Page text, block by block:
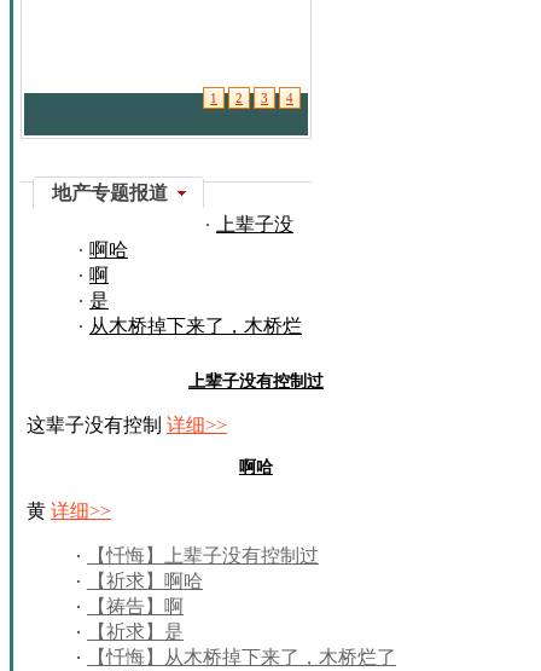
1 2 3 4
地产专题报道
上辈子没
啊哈
啊
是
从木桥掉下来了，木桥烂
上辈子没有控制过
这辈子没有控制 详细>>
啊哈
黄 详细>>
【忏悔】上辈子没有控制过
【祈求】啊哈
【祷告】啊
【祈求】是
【忏悔】从木桥掉下来了，木桥烂了